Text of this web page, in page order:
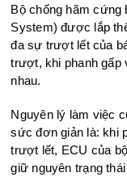
Bộ chống hãm cứng
System) được lắp
đa sự trượt lết của
trượt, khi phanh gấp
nhau.
Nguyên lý làm việc
sức đơn giản là: khi
trượt lết, ECU của
giữ nguyên trạng